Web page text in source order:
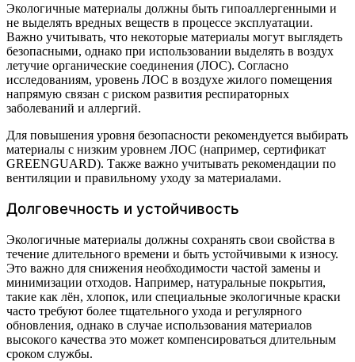
Экологичные материалы должны быть гипоаллергенными и
не выделять вредных веществ в процессе эксплуатации.
Важно учитывать, что некоторые материалы могут выглядеть
безопасными, однако при использовании выделять в воздух
летучие органические соединения (ЛОС). Согласно
исследованиям, уровень ЛОС в воздухе жилого помещения
напрямую связан с риском развития респираторных
заболеваний и аллергий.
Для повышения уровня безопасности рекомендуется выбирать
материалы с низким уровнем ЛОС (например, сертификат
GREENGUARD). Также важно учитывать рекомендации по
вентиляции и правильному уходу за материалами.
Долговечность и устойчивость
Экологичные материалы должны сохранять свои свойства в
течение длительного времени и быть устойчивыми к износу.
Это важно для снижения необходимости частой замены и
минимизации отходов. Например, натуральные покрытия,
такие как лён, хлопок, или специальные экологичные краски
часто требуют более тщательного ухода и регулярного
обновления, однако в случае использования материалов
высокого качества это может компенсироваться длительным
сроком службы.